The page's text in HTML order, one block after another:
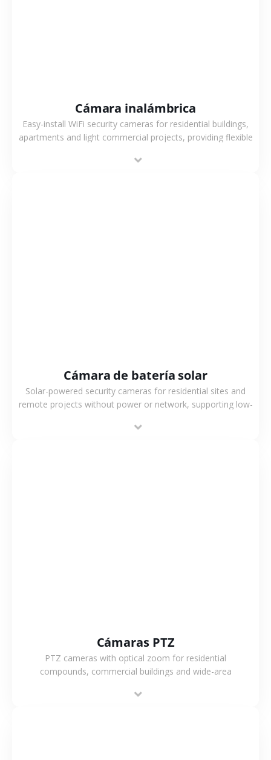
Cámara inalámbrica
Easy-install WiFi security cameras for residential buildings,
apartments and light commercial projects, providing flexible
Cámara de batería solar
Solar-powered security cameras for residential sites and
remote projects without power or network, supporting low-
monitoring.
Cámaras PTZ
PTZ cameras with optical zoom for residential
compounds, commercial buildings and wide-area
flexible coverage.